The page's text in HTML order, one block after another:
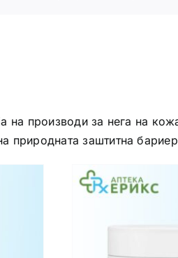
на производи за нега на
природната заштитна